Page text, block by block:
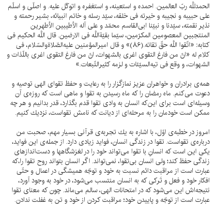
الحمدللَّه ربّ العالمين. احمده و استعينه، و استغفره و اتوكّل عليه. و اصلّى و اسلّم
على حبيبه و نجيبه و خيرته فى خلقه، سيّد رسله و خاتم انبيائه، بشير رحمته و
نذير نقمته، سيّدنا و نبيّنا ابى‌القاسم محمّد و على آله الأطيبين الأطهرين
المنتجبين المعصومين المكرّمين، سيّما بقيّةاللَّه فى الارضين. قال اللَّه الحكيم فى
كتابه: «اتّقوا اللَّه حقّ تقاته.(۸۶)» و قال اميرالمؤمنين عليه‌الصّلاةوالسّلام، فى
كلام له «انّ من فارغ التقوى اغرى بالشهوات، انّ من فارغ التقوى اغرى باللّذات و
الشهوات، و وقع فى تيه‌السيّئات و لزمه كثيرالتّبعات.»
همه‌ى برادران و خواهران عزيز نمازگزار را به رعايت و حفظ تقواى الهى توصيه و
دعوت مى‌كنم. ماه رمضان را كه ماه رسيدن به تقوا و ماهى است كه روزه‌ى آن
وسيله‌اى است براى اين‌كه انسان به وادى تقوا قدم بگذارد، قدر بدانيم و هر چه
ممكن است خودمان را به مرحله‌اى از ديانت كه نامش تقواست، نزديك كنيم.
امروز در خطبه‌ى اوّل، با اشاره به يك تجربه‌ى قرآنى بسيار مهم، صحبت من
درباره‌ى تقواست. تقوا در زندگى انسان، فوايد زيادى دارد. از جمله‌ى اين فوايد،
يكى اين است كه انسانِ با تقوا مى‌تواند خود را در لغزشگاهها و دست‌اندازهاى
زندگى حفظ كند؛ ولى انسان بى‌تقوا، نمى‌تواند. اگر انسان بتواند روح تقوا را،كه
عبارت است از مراقبت دائم نسبت به خود و توجّه هميشگى در اعمال و حتّى
افكار خود و فعل و تَركى كه به انسان منتسب مى‌شود، در خود به وجود آورد،
نتيجه‌اش اين مى‌شود كه در امتحانات الهى، سالم مى‌ماند. چون كه معناى تقوا
عبارت است از توجّه و پاييدن خود؛ مراقبت كردن از خود و تن به غفلت ندادن.